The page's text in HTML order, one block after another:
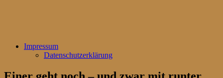
Impressum
Datenschutzerklärung